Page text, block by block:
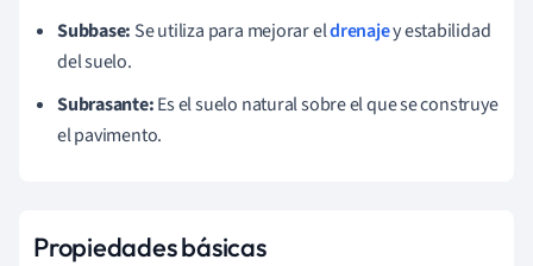
Subbase: Se utiliza para mejorar eldrenajey estabilidad
del suelo.
Subrasante:Es el suelo natural sobre el que se construye
el pavimento.
Propiedades básicas